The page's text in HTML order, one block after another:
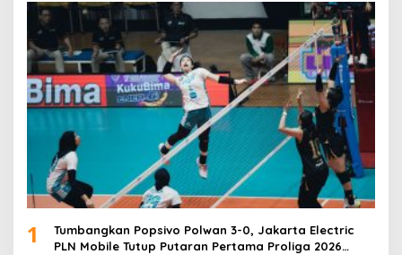
1
Tumbangkan Popsivo Polwan 3-0, Jakarta Electric
PLN Mobile Tutup Putaran Pertama Proliga 2026